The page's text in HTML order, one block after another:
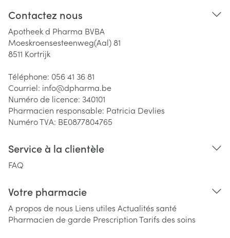
Contactez nous
Apotheek d Pharma BVBA
Moeskroensesteenweg(Aal) 81
8511 Kortrijk
Téléphone: 056 41 36 81
Courriel: info@dpharma.be
Numéro de licence: 340101
Pharmacien responsable: Patricia Devlies
Numéro TVA: BE0877804765
Service à la clientèle
FAQ
Votre pharmacie
A propos de nous Liens utiles Actualités santé
Pharmacien de garde PrescriptionTarifs des soins